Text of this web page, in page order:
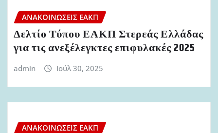
ΑΝΑΚΟΙΝΏΣΕΙΣ ΕΑΚΠ
Δελτίο Τύπου ΕΑΚΠ Στερεάς Ελλάδας
για τις ανεξέλεγκτες επιφυλακές 2025
admin Ιούλ 30, 2025
ΑΝΑΚΟΙΝΏΣΕΙΣ ΕΑΚΠ